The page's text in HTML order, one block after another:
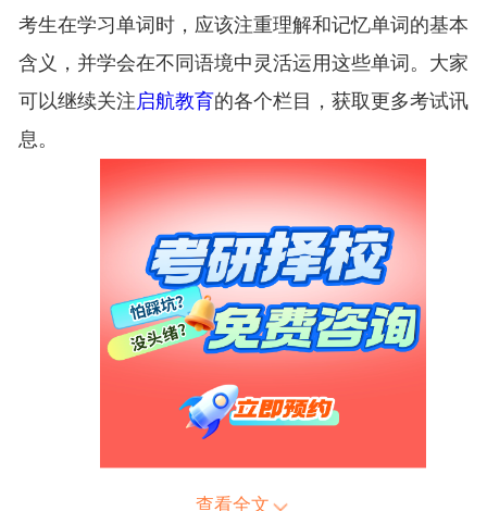
考生在学习单词时，应该注重理解和记忆单词的基本
含义，并学会在不同语境中灵活运用这些单词。大家
可以继续关注启航教育的各个栏目，获取更多考试讯
息。
查看全文